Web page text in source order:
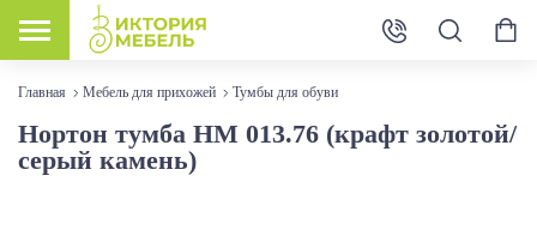
Главная Мебель для прихожей Тумбы для обуви
Нортон тумба HM 013.76 (крафт золотой/
серый камень)